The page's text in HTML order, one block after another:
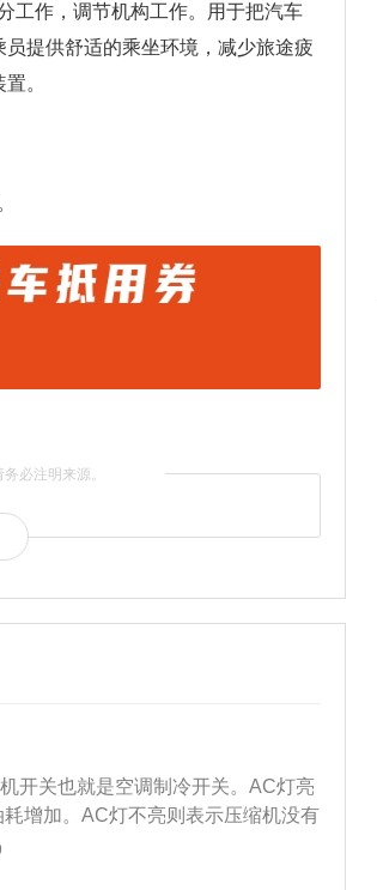
工作，调节机构工作。用于把汽车
提供舒适的乘坐环境，减少旅途疲
。
必注明来源。
开关也就是空调制冷开关。AC灯亮
增加。AC灯不亮则表示压缩机没有
调，无论是手动还是自动空调都是